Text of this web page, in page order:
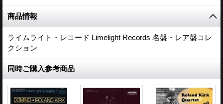
商品情報
ライムライト・レコード Limelight Records 名盤・レア盤コレ
クション
同時ご購入参考商品